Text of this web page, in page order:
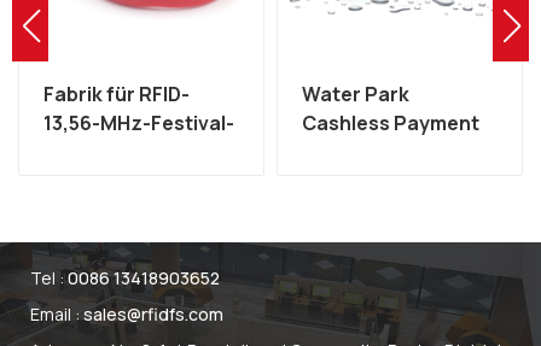
Fabrik für RFID-
13,56-MHz-Festival-
Water Park
Cashless Payment
Armband
Tel :0086 13418903652
Email : sales@rfidfs.com